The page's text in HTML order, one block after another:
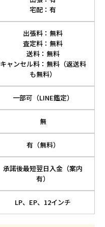
宅配：有
出張料：無料
査定料：無料
送料：無料
キャンセル料：無料（返送料
も無料）
一部可（LINE鑑定）
無
有（無料）
承諾後最短翌日入金（案内
有）
LP、EP、12インチ